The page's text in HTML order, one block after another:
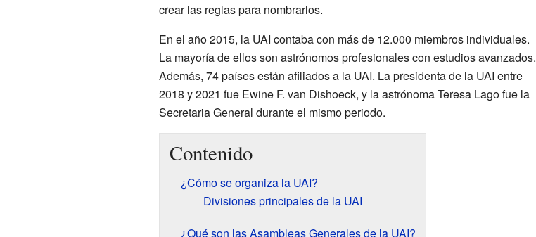
crear las reglas para nombrarlos.
En el año 2015, la UAI contaba con más de 12.000 miembros individuales.
La mayoría de ellos son astrónomos profesionales con estudios avanzados.
Además, 74 países están afiliados a la UAI. La presidenta de la UAI entre
2018 y 2021 fue Ewine F. van Dishoeck, y la astrónoma Teresa Lago fue la
Secretaria General durante el mismo periodo.
Contenido
¿Cómo se organiza la UAI?
Divisiones principales de la UAI
¿Qué son las Asambleas Generales de la UAI?